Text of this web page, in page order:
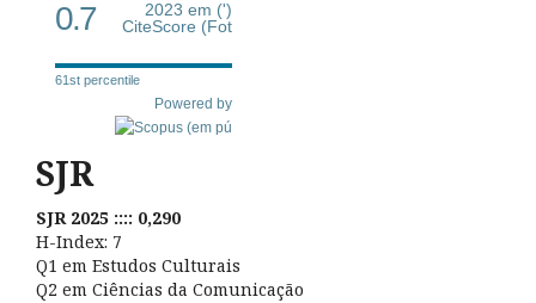
0.7
2023 em (')
CiteScore (Fot
61st percentile
Powered by
SJR
SJR 2025 :::: 0,290
H-Index: 7
Q1 em Estudos Culturais
Q2 em Ciências da Comunicação